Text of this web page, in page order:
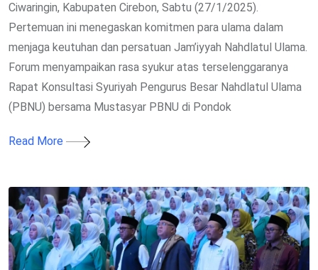
Ciwaringin, Kabupaten Cirebon, Sabtu (27/1/2025).
Pertemuan ini menegaskan komitmen para ulama dalam
menjaga keutuhan dan persatuan Jam’iyyah Nahdlatul Ulama.
Forum menyampaikan rasa syukur atas terselenggaranya
Rapat Konsultasi Syuriyah Pengurus Besar Nahdlatul Ulama
(PBNU) bersama Mustasyar PBNU di Pondok
Read More